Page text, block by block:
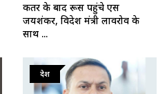
कतर के बाद रूस पहुंचे एस
जयशंकर, विदेश मंत्री लावरोव के
साथ ...
देश